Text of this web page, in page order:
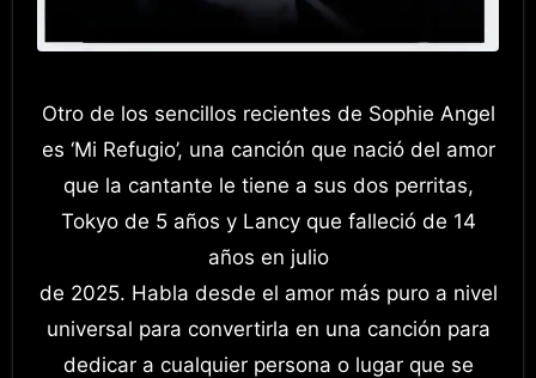
Otro de los sencillos recientes de Sophie Angel
es ‘Mi Refugio’, una canción que nació del amor
que la cantante le tiene a sus dos perritas,
Tokyo de 5 años y Lancy que falleció de 14
años en julio
de 2025. Habla desde el amor más puro a nivel
universal para convertirla en una canción para
dedicar a cualquier persona o lugar que se